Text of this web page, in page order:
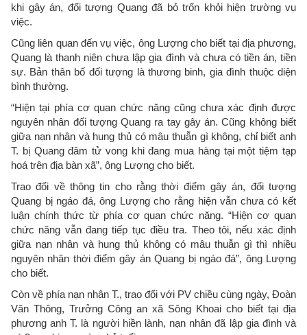
khi gây án, đối tượng Quang đã bỏ trốn khỏi hiện trường vụ
việc.
Cũng liên quan đến vụ việc, ông Lượng cho biết tại địa phương,
Quang là thanh niên chưa lập gia đình và chưa có tiền án, tiền
sự. Bản thân bố đối tượng là thương binh, gia đình thuộc diện
bình thường.
“Hiện tại phía cơ quan chức năng cũng chưa xác định được
nguyên nhân đối tượng Quang ra tay gây án. Cũng không biết
giữa nạn nhân và hung thủ có mâu thuẫn gì không, chỉ biết anh
T. bị Quang đâm tử vong khi đang mua hàng tại một tiệm tạp
hoá trên địa bàn xã”, ông Lượng cho biết.
Trao đổi về thông tin cho rằng thời điểm gây án, đối tượng
Quang bị ngáo đá, ông Lượng cho rằng hiện vẫn chưa có kết
luận chính thức từ phía cơ quan chức năng. “Hiện cơ quan
chức năng vẫn đang tiếp tục điều tra. Theo tôi, nếu xác định
giữa nạn nhân và hung thủ không có mâu thuẫn gì thì nhiều
nguyên nhân thời điểm gây án Quang bị ngáo đá”, ông Lượng
cho biết.
Còn về phía nạn nhân T., trao đổi với PV chiều cùng ngày, Đoàn
Văn Thông, Trưởng Công an xã Sông Khoai cho biết tại địa
phương anh T. là người hiền lành, nạn nhân đã lập gia đình và